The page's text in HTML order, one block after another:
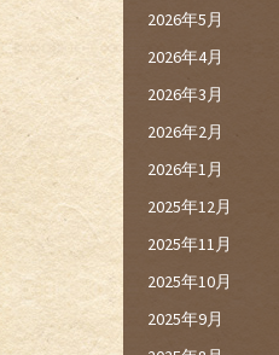
2026年5月
2026年4月
2026年3月
2026年2月
2026年1月
2025年12月
2025年11月
2025年10月
2025年9月